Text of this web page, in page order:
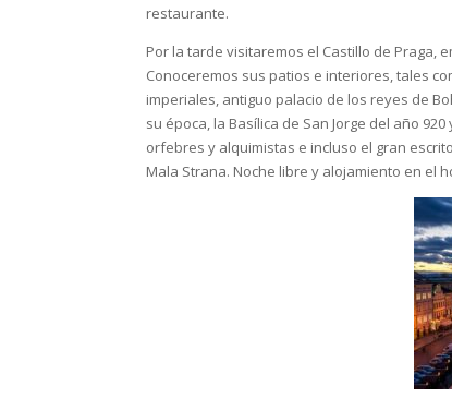
restaurante.
Por la tarde visitaremos el Castillo de Praga,
Conoceremos sus patios e interiores, tales
imperiales, antiguo palacio de los reyes de
su época, la Basílica de San Jorge del año
orfebres y alquimistas e incluso el gran
Mala Strana. Noche libre y alojamiento en el